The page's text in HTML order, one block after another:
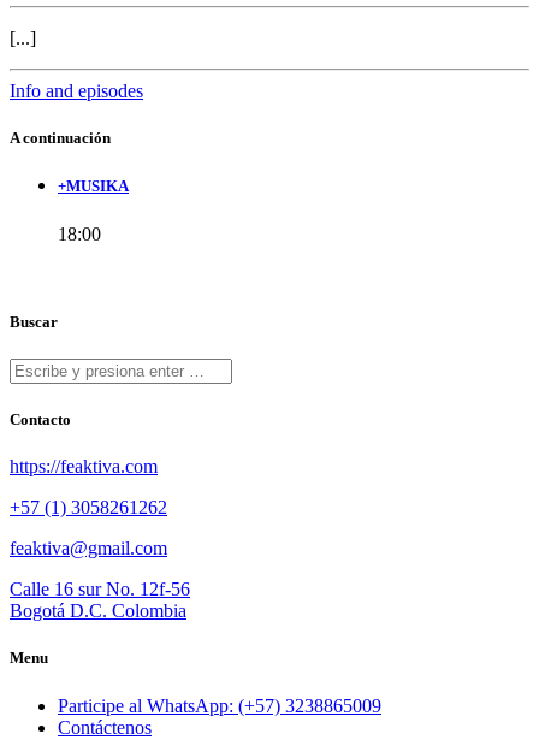
[...]
Info and episodes
A continuación
+MUSIKA
18:00
Buscar
Contacto
https://feaktiva.com
+57 (1) 3058261262
feaktiva@gmail.com
Calle 16 sur No. 12f-56
Bogotá D.C. Colombia
Menu
Participe al WhatsApp: (+57) 3238865009
Contáctenos